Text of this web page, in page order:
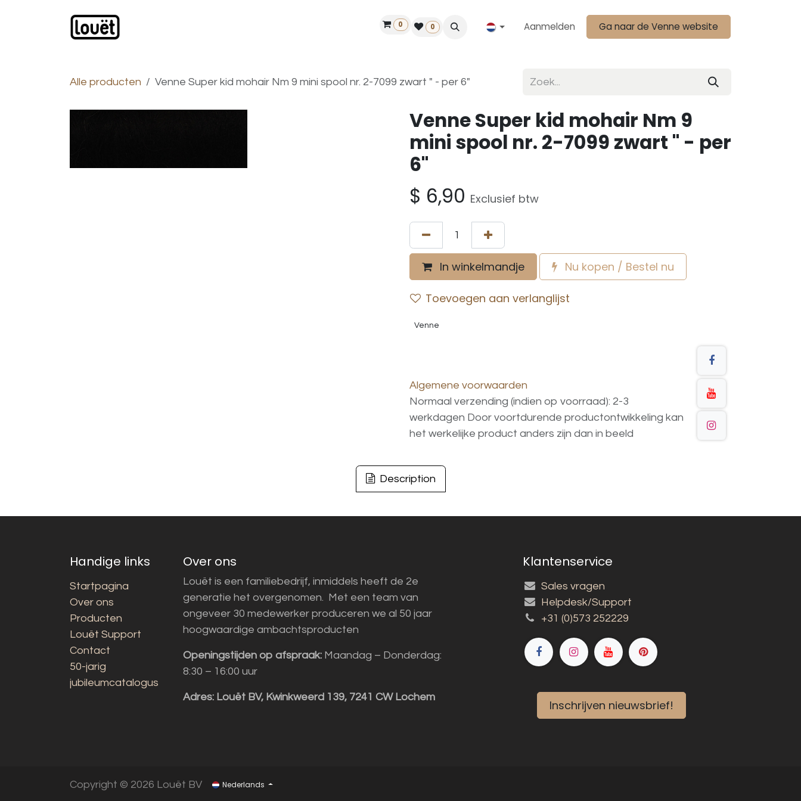
Vind een dealer
0 0 Aanmelden Ga naar de Venne website
Alle producten Venne Super kid mohair Nm 9 mini spool nr. 2-7099 zwart " - per 6"
Venne Super kid mohair Nm 9
mini spool nr. 2-7099 zwart " - per
6"
$ 6,90 Exclusief btw
In winkelmandje Nu kopen / Bestel nu
Toevoegen aan verlanglijst
Venne
Algemene voorwaarden
Normaal verzending (indien op voorraad): 2-3
werkdagen Door voortdurende productontwikkeling kan
het werkelijke product anders zijn dan in beeld
Description
Handige links
Startpagina
Over ons
Producten
Louët Support
Contact
50-jarig
jubileumcatalogus
Over ons
Louët is een familiebedrijf, inmiddels heeft de 2e
generatie het overgenomen. Met een team van
ongeveer 30 medewerker produceren we al 50 jaar
hoogwaardige ambachtsproducten
Openingstijden op afspraak: Maandag – Donderdag:
8:30 – 16:00 uur
Adres: Louët BV, Kwinkweerd 139, 7241 CW Lochem
Klantenservice
Sales vragen
Helpdesk/Support
+31 (0)573 252229
Inschrijven nieuwsbrief!
Copyright © 2026 Louët BV Nederlands